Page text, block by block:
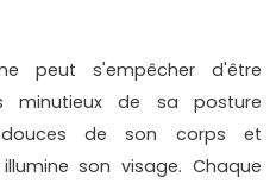
peut s'empêcher d'être
minutieux de sa posture
de son corps et
son visage. Chaque